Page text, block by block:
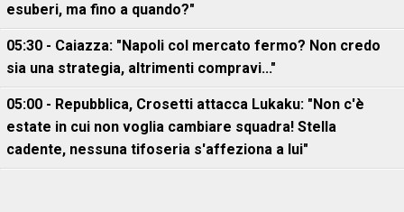
esuberi, ma fino a quando?"
05:30 - Caiazza: "Napoli col mercato fermo? Non credo
sia una strategia, altrimenti compravi..."
05:00 - Repubblica, Crosetti attacca Lukaku: "Non c'è
estate in cui non voglia cambiare squadra! Stella
cadente, nessuna tifoseria s'affeziona a lui"